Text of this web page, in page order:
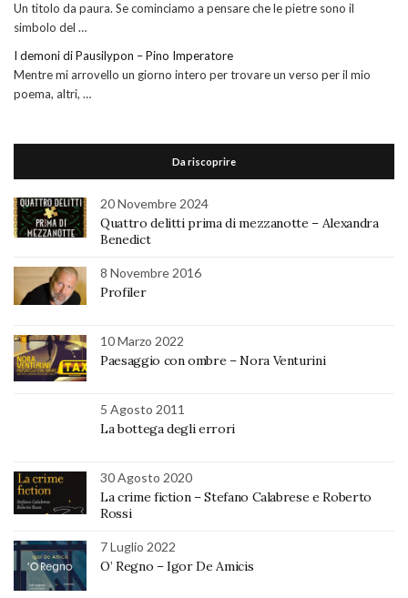
Un titolo da paura. Se cominciamo a pensare che le pietre sono il
simbolo del …
I demoni di Pausilypon – Pino Imperatore
Mentre mi arrovello un giorno intero per trovare un verso per il mio
poema, altri, …
Da riscoprire
20 Novembre 2024
Quattro delitti prima di mezzanotte – Alexandra
Benedict
8 Novembre 2016
Profiler
10 Marzo 2022
Paesaggio con ombre – Nora Venturini
5 Agosto 2011
La bottega degli errori
30 Agosto 2020
La crime fiction – Stefano Calabrese e Roberto
Rossi
7 Luglio 2022
O’ Regno – Igor De Amicis